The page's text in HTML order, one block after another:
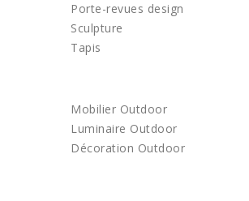
Porte-revues design
Sculpture
Tapis
Mobilier Outdoor
Luminaire Outdoor
Décoration Outdoor